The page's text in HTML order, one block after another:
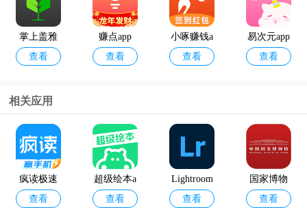
掌上盖雅
考勤app官
查看
赚点app
查看
小啄赚钱a
pp
查看
易次元app
查看
12398能源
监管热线a
pp官方版
查看
geektyper
模拟黑客
软件手机
版
查看
相关应用
疯读极速
版
查看
超级绘本a
pp
查看
Lightroom
高级版
查看
国家博物
馆
查看